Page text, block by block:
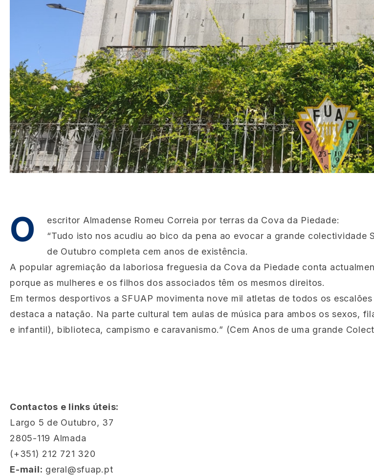
O
escritor Almadense Romeu Correia por terras da Cova da Piedade:
“Tudo isto nos acudiu ao bico da pena ao evocar a grande
de Outubro completa cem anos de existência.
A popular agremiação da laboriosa freguesia da Cova da Piedade conta
porque as mulheres e os filhos dos associados têm os mesmos direitos.
Em termos desportivos a SFUAP movimenta nove mil atletas de todos os
destaca a natação. Na parte cultural tem aulas de música para ambos os sexos,
e infantil), biblioteca, campismo e caravanismo.” (Cem Anos de uma grande
Contactos e links úteis:
Largo 5 de Outubro, 37
2805-119 Almada
(+351) 212 721 320
E-mail: geral@sfuap.pt